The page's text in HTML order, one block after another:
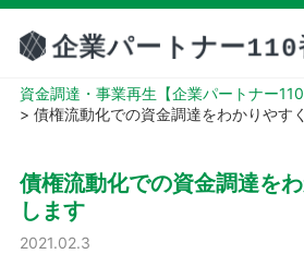
資金調達・事業再生【企業パートナー110
> 債権流動化での資金調達をわかりやす
債権流動化での資金調達を
します
2021.02.3